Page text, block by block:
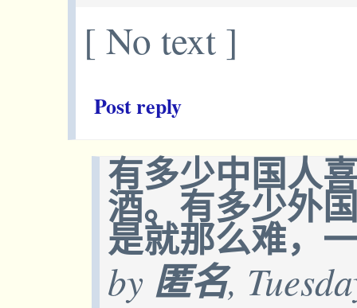
[ No text ]
Post reply
有多少中国人
酒。有多少外
是就那么难，
by 匿名,